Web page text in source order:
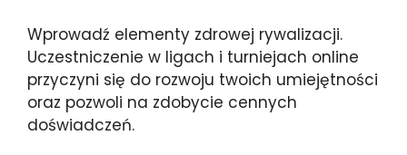
Wprowadź elementy zdrowej rywalizacji.
Uczestniczenie w ligach i turniejach online
przyczyni się do rozwoju twoich umiejętności
oraz pozwoli na zdobycie cennych
doświadczeń.